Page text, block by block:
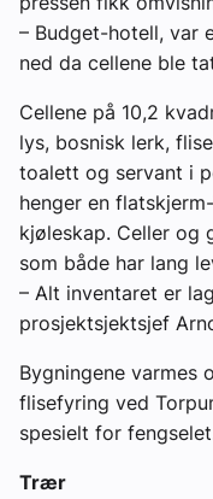
– Budget-hotell, var
ned da cellene ble
Cellene på 10,2
lys, bosnisk lerk,
toalett og servant i
henger en
kjøleskap. Celler og
som både har lang
– Alt inventaret er
prosjektsjektsjef
Bygningene varmes
flisefyring ved
spesielt for
Trær